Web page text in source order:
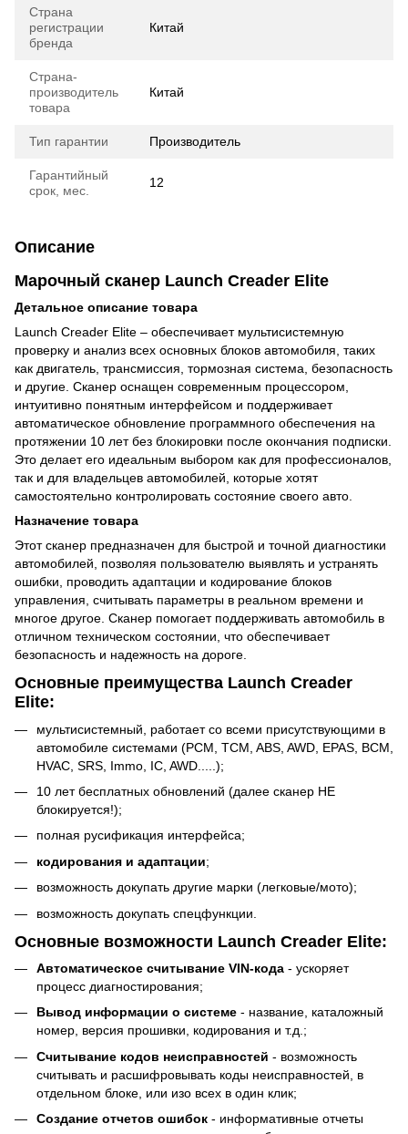
Страна
регистрации
бренда
Китай
Страна-
производитель
товара
Китай
Тип гарантии Производитель
Гарантийный
срок, мес.
12
Описание
Марочный сканер Launch Creader Elite
Детальное описание товара
Launch Creader Elite – обеспечивает мультисистемную
проверку и анализ всех основных блоков автомобиля, таких
как двигатель, трансмиссия, тормозная система, безопасность
и другие. Сканер оснащен современным процессором,
интуитивно понятным интерфейсом и поддерживает
автоматическое обновление программного обеспечения на
протяжении 10 лет без блокировки после окончания подписки.
Это делает его идеальным выбором как для профессионалов,
так и для владельцев автомобилей, которые хотят
самостоятельно контролировать состояние своего авто.
Назначение товара
Этот сканер предназначен для быстрой и точной диагностики
автомобилей, позволяя пользователю выявлять и устранять
ошибки, проводить адаптации и кодирование блоков
управления, считывать параметры в реальном времени и
многое другое. Сканер помогает поддерживать автомобиль в
отличном техническом состоянии, что обеспечивает
безопасность и надежность на дороге.
Основные преимущества Launch Creader
Elite:
мультисистемный, работает со всеми присутствующими в
автомобиле системами (PCM, TCM, ABS, AWD, EPAS, BCM,
HVAC, SRS, Immo, IC, AWD.....);
10 лет бесплатных обновлений (далее сканер НЕ
блокируется!);
полная русификация интерфейса;
кодирования и адаптации;
возможность докупать другие марки (легковые/мото);
возможность докупать спецфункции.
Основные возможности Launch Creader Elite:
Автоматическое считывание VIN-кода - ускоряет
процесс диагностирования;
Вывод информации о системе - название, каталожный
номер, версия прошивки, кодирования и т.д.;
Считывание кодов неисправностей - возможность
считывать и расшифровывать коды неисправностей, в
отдельном блоке, или изо всех в один клик;
Создание отчетов ошибок - информативные отчеты